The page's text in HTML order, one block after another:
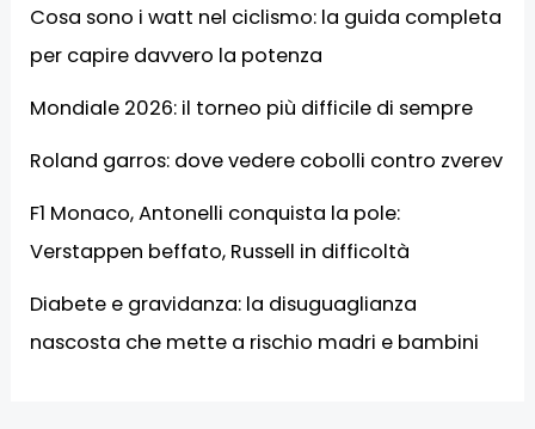
Cosa sono i watt nel ciclismo: la guida completa
per capire davvero la potenza
Mondiale 2026: il torneo più difficile di sempre
Roland garros: dove vedere cobolli contro zverev
F1 Monaco, Antonelli conquista la pole:
Verstappen beffato, Russell in difficoltà
Diabete e gravidanza: la disuguaglianza
nascosta che mette a rischio madri e bambini